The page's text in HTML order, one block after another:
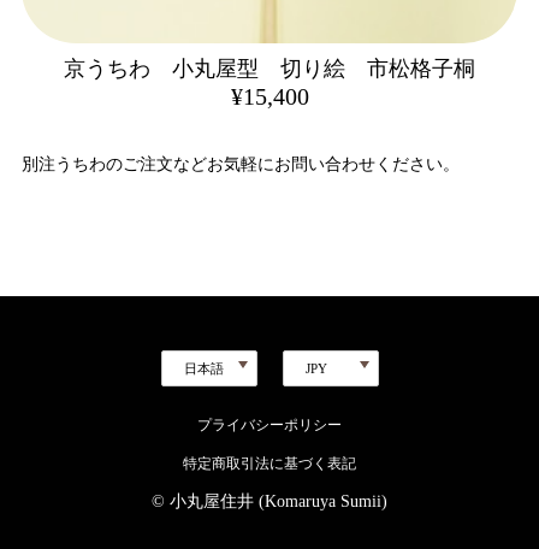
京うちわ 小丸屋型 切り絵 市松格子桐
¥15,400
別注うちわのご注文などお気軽にお問い合わせください。
プライバシーポリシー
特定商取引法に基づく表記
© 小丸屋住井 (Komaruya Sumii)